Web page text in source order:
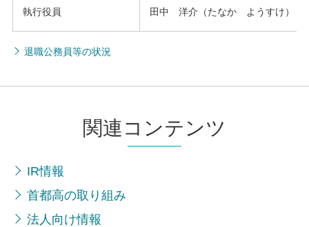
執行役員 田中 洋介（たなか ようすけ）
退職公務員等の状況
関連コンテンツ
IR情報
首都高の取り組み
法人向け情報